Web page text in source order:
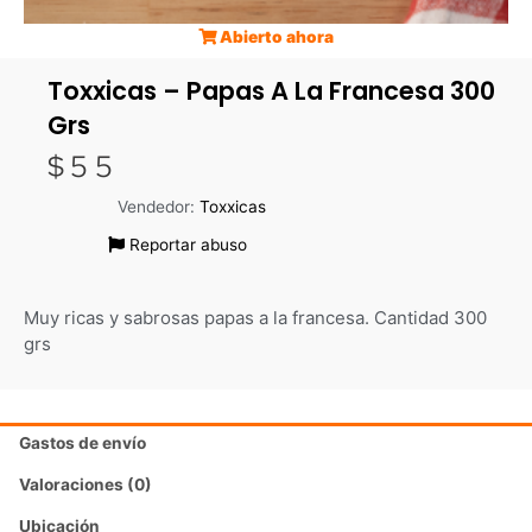
Abierto ahora
Toxxicas – Papas A La Francesa 300
Grs
$55
Vendedor: Toxxicas
Reportar abuso
Muy ricas y sabrosas papas a la francesa. Cantidad 300
grs
Gastos de envío
Valoraciones (0)
Ubicación